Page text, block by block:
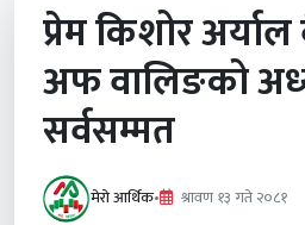
प्रेम किशोर
अफ वालिङको
सर्वसम्मत
मेरो आर्थिक• श्रावण १३ गते २०८१